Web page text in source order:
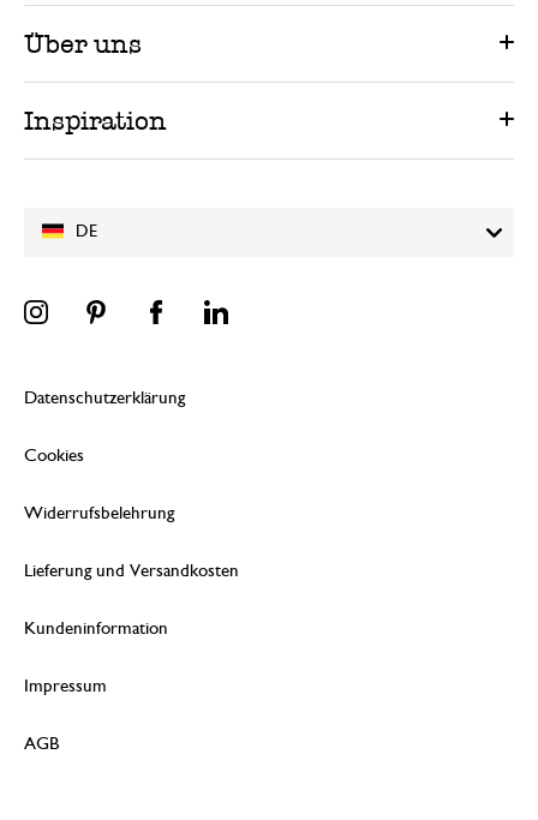
DE
Über uns
Inspiration
Datenschutzerklärung
Cookies
Widerrufsbelehrung
Lieferung und Versandkosten
Kundeninformation
Impressum
AGB